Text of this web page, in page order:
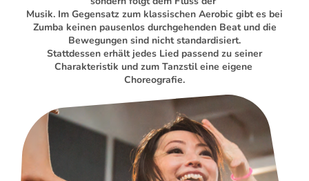
Musik. Im Gegensatz zum klassischen Aerobic gibt es bei
Zumba keinen pausenlos durchgehenden Beat und die
Bewegungen sind nicht standardisiert.
Stattdessen erhält jedes Lied passend zu seiner
Charakteristik und zum Tanzstil eine eigene
Choreografie.